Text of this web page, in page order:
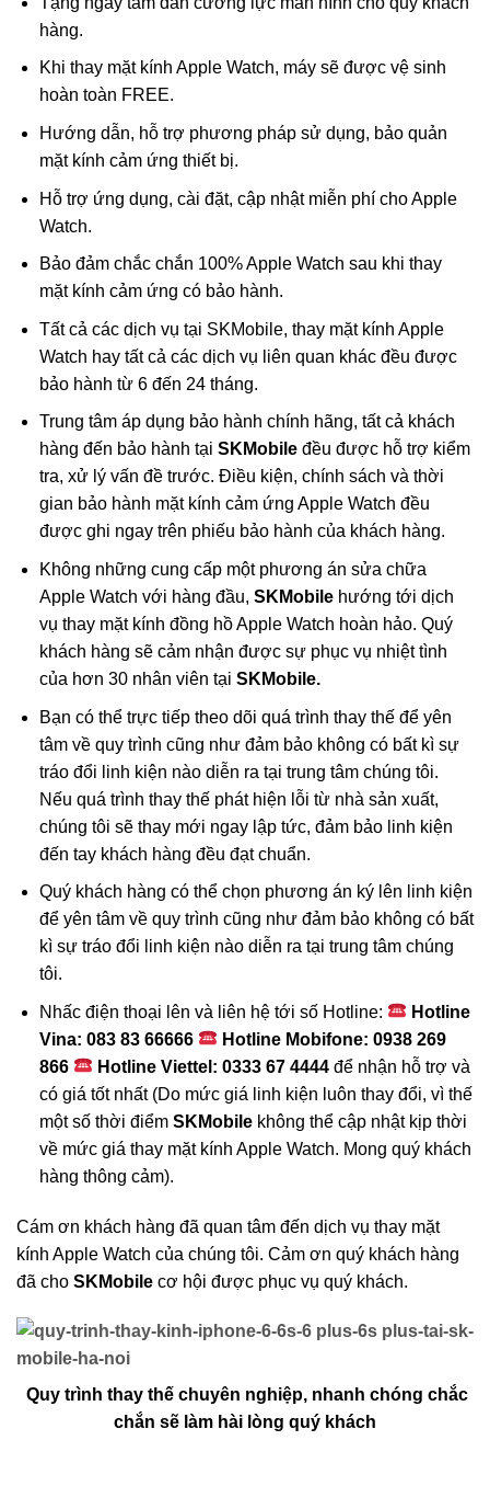
hàng.
Khi thay mặt kính Apple Watch, máy sẽ được vệ sinh
hoàn toàn FREE.
Hướng dẫn, hỗ trợ phương pháp sử dụng, bảo quản
mặt kính cảm ứng thiết bị.
Hỗ trợ ứng dụng, cài đặt, cập nhật miễn phí cho Apple
Watch.
Bảo đảm chắc chắn 100% Apple Watch sau khi thay
mặt kính cảm ứng có bảo hành.
Tất cả các dịch vụ tại SKMobile, thay mặt kính Apple
Watch hay tất cả các dịch vụ liên quan khác đều được
bảo hành từ 6 đến 24 tháng.
Trung tâm áp dụng bảo hành chính hãng, tất cả khách
hàng đến bảo hành tại SKMobile đều được hỗ trợ kiểm
tra, xử lý vấn đề trước. Điều kiện, chính sách và thời
gian bảo hành mặt kính cảm ứng Apple Watch đều
được ghi ngay trên phiếu bảo hành của khách hàng.
Không những cung cấp một phương án sửa chữa
Apple Watch với hàng đầu, SKMobile hướng tới dịch
vụ thay mặt kính đồng hồ Apple Watch hoàn hảo. Quý
khách hàng sẽ cảm nhận được sự phục vụ nhiệt tình
của hơn 30 nhân viên tại SKMobile.
Bạn có thể trực tiếp theo dõi quá trình thay thế để yên
tâm về quy trình cũng như đảm bảo không có bất kì sự
tráo đổi linh kiện nào diễn ra tại trung tâm chúng tôi.
Nếu quá trình thay thế phát hiện lỗi từ nhà sản xuất,
chúng tôi sẽ thay mới ngay lập tức, đảm bảo linh kiện
đến tay khách hàng đều đạt chuẩn.
Quý khách hàng có thể chọn phương án ký lên linh kiện
để yên tâm về quy trình cũng như đảm bảo không có bất
kì sự tráo đổi linh kiện nào diễn ra tại trung tâm chúng
tôi.
Nhấc điện thoại lên và liên hệ tới số Hotline:
Hotline
Vina: 083 83 66666
Hotline Mobifone: 0938 269
866
Hotline Viettel: 0333 67 4444 để nhận hỗ trợ và
có giá tốt nhất (Do mức giá linh kiện luôn thay đổi, vì thế
một số thời điểm SKMobile không thể cập nhật kịp thời
về mức giá thay mặt kính Apple Watch. Mong quý khách
hàng thông cảm).
Cám ơn khách hàng đã quan tâm đến dịch vụ thay mặt
kính Apple Watch của chúng tôi. Cảm ơn quý khách hàng
đã cho SKMobile cơ hội được phục vụ quý khách.
Quy trình thay thế chuyên nghiệp, nhanh chóng chắc
chắn sẽ làm hài lòng quý khách